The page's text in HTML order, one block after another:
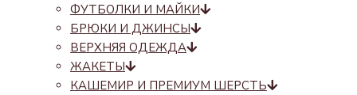
ФУТБОЛКИ И МАЙКИ
БРЮКИ И ДЖИНСЫ
ВЕРХНЯЯ ОДЕЖДА
ЖАКЕТЫ
КАШЕМИР И ПРЕМИУМ ШЕРСТЬ